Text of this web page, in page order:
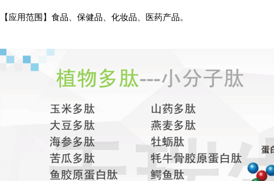
【应用范围】食品、保健品、化妆品、医药产品。